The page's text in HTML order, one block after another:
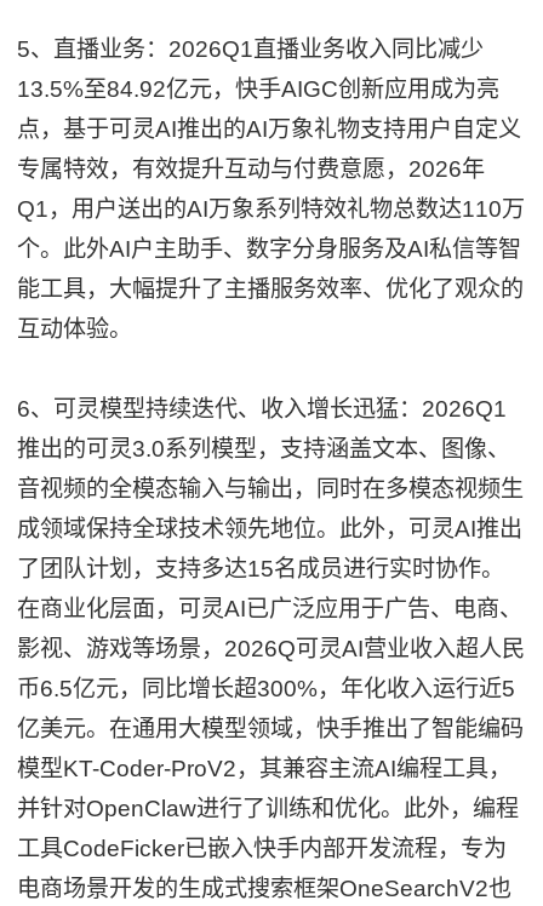
5、直播业务：2026Q1直播业务收入同比减少
13.5%至84.92亿元，快手AIGC创新应用成为亮
点，基于可灵AI推出的AI万象礼物支持用户自定义
专属特效，有效提升互动与付费意愿，2026年
Q1，用户送出的AI万象系列特效礼物总数达110万
个。此外AI户主助手、数字分身服务及AI私信等智
能工具，大幅提升了主播服务效率、优化了观众的
互动体验。
6、可灵模型持续迭代、收入增长迅猛：2026Q1
推出的可灵3.0系列模型，支持涵盖文本、图像、
音视频的全模态输入与输出，同时在多模态视频生
成领域保持全球技术领先地位。此外，可灵AI推出
了团队计划，支持多达15名成员进行实时协作。
在商业化层面，可灵AI已广泛应用于广告、电商、
影视、游戏等场景，2026Q可灵AI营业收入超人民
币6.5亿元，同比增长超300%，年化收入运行近5
亿美元。在通用大模型领域，快手推出了智能编码
模型KT-Coder-ProV2，其兼容主流AI编程工具，
并针对OpenClaw进行了训练和优化。此外，编程
工具CodeFicker已嵌入快手内部开发流程，专为
电商场景开发的生成式搜索框架OneSearchV2也